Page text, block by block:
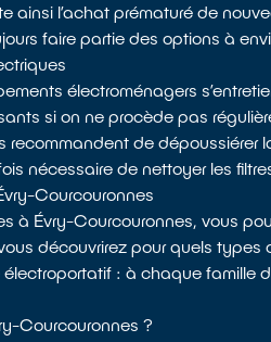
l’achat prématuré de
faire partie des options à
électroménagers
si on ne procède pas
de dépoussiérer la
nécessaire de nettoyer les
Courcouronnes
à Évry-Courcouronnes, vous
découvrirez pour quels
: à chaque famille
Courcouronnes ?